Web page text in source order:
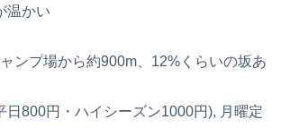
温かい
ンプ場から約900m、12%くらいの坂あ
800円・ハイシーズン1000円), 月曜定